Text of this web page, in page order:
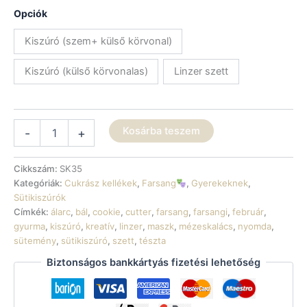
650 Ft
Opciók
Kiszúró (szem+ külső körvonal)
Kiszúró (külső körvonalas) Linzer szett
-
farsangi
maszk
mennyiség
+ Kosárba teszem
Cikkszám: SK35
Kategóriák: Cukrász kellékek, Farsang , Gyerekeknek,
Sütikiszúrók
Címkék: álarc, bál, cookie, cutter, farsang, farsangi, február,
gyurma, kiszúró, kreatív, linzer, maszk, mézeskalács, nyomda,
sütemény, sütikiszúró, szett, tészta
Biztonságos bankkártyás fizetési lehetőség